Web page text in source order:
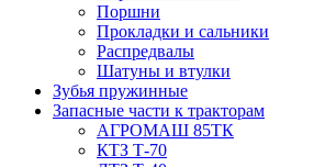
Поршни
Прокладки и сальники
Распредвалы
Шатуны и втулки
Зубья пружинные
Запасные части к тракторам
АГРОМАШ 85ТК
КТЗ Т-70